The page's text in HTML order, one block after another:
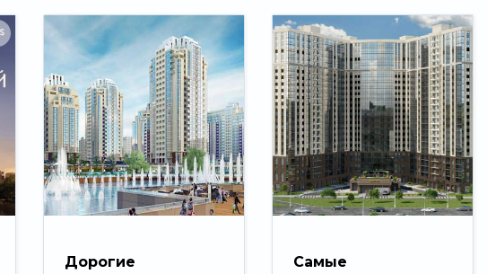
Дорогие
Самые